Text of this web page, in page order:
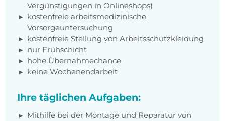
Vergünstigungen in Onlineshops)
kostenfreie arbeitsmedizinische
Vorsorgeuntersuchung
kostenfreie Stellung von Arbeitsschutzkleidung
nur Frühschicht
hohe Übernahmechance
keine Wochenendarbeit
Ihre täglichen Aufgaben:
Mithilfe bei der Montage und Reparatur von